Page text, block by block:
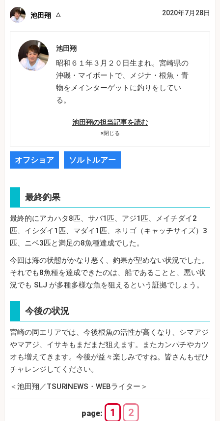
池田翔 2020年7月28日
池田翔
昭和６１年３月２０日生まれ。宮崎県の
沖磯・マイボートで、メジナ・根魚・青
物をメインターゲットに釣りをしてい
る。
池田翔の担当記事を読む
×閉じる
オフショア ソルトルアー
最終釣果
最終的にアカハタ8匹、サバ1匹、アジ1匹、メイチダイ2
匹、イシダイ1匹、マダイ1匹、ネリゴ（キャッチサイズ）3
匹、ニベ3匹と満足の8魚種達成でした。
今回は海の状態がかなり悪く、釣果が望めない状況でした。
それでも8魚種を達成できたのは、船であることと、悪い状
況でも SLJ が多種多様な魚を狙えるという証拠でしょう。
今後の状況
宮崎の同エリアでは、今後根魚の活性が高くなり、シマアジ
やマアジ、イサキもまだまだ狙えます。またカンパチやカツ
オも増えてきます。今後が益々楽しみですね。皆さんもぜひ
チャレンジしてください。
＜池田翔／TSURINEWS・WEBライター＞
page: 1 2